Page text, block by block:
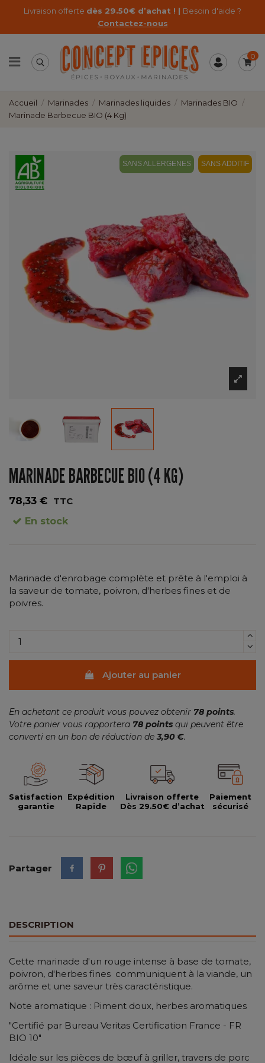
Livraison offerte dès 29.50€ d’achat ! | Besoin d'aide ?
Contactez-nous
0
Accueil Marinades Marinades liquides
Marinades BIO
Marinade Barbecue BIO (4 Kg)
SANS ALLERGENES SANS ADDITIF
MARINADE BARBECUE BIO (4 KG)
78,33 € TTC
En stock
Marinade d'enrobage complète et prête à l'emploi à
la saveur de tomate, poivron, d'herbes fines et de
poivres.
Ajouter au panier
En achetant ce produit vous pouvez obtenir 78 points.
Votre panier vous rapportera 78 points qui peuvent être
converti en un bon de réduction de 3,90 €.
Satisfaction
garantie
Expédition
Rapide
Livraison offerte
Dès 29.50€ d’achat
Paiement
sécurisé
Partager
DESCRIPTION
Cette marinade d'un rouge intense à base de tomate,
poivron, d'herbes fines communiquent à la viande, un
arôme et une saveur très caractéristique.
Note aromatique : Piment doux, herbes aromatiques
"Certifié par Bureau Veritas Certification France - FR
BIO 10"
Idéale sur les pièces de bœuf à griller, travers de porc